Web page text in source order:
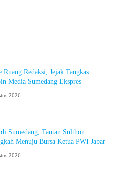
Redaksi, Jejak Tangkas
Media Sumedang Ekspres
2026
Sumedang, Tantan Sulthon
Menuju Bursa Ketua PWI Jabar
2026